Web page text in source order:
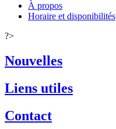
À propos
Horaire et disponibilités
?>
Nouvelles
Liens utiles
Contact